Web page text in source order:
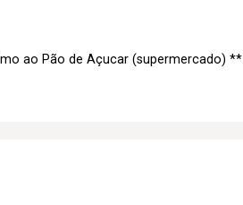
ao Pão de Açucar (supermercado) **